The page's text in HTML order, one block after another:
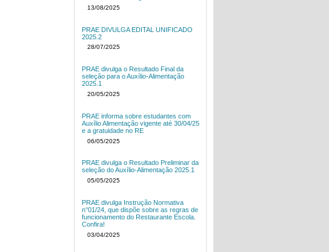
13/08/2025
PRAE DIVULGA EDITAL UNIFICADO
2025.2
28/07/2025
PRAE divulga o Resultado Final da
seleção para o Auxílio-Alimentação
2025.1
20/05/2025
PRAE informa sobre estudantes com
Auxílio Alimentação vigente até 30/04/25
e a gratuidade no RE
06/05/2025
PRAE divulga o Resultado Preliminar da
seleção do Auxílio-Alimentação 2025.1
05/05/2025
PRAE divulga Instrução Normativa
n°01/24, que dispõe sobre as regras de
funcionamento do Restaurante Escola.
Confira!
03/04/2025